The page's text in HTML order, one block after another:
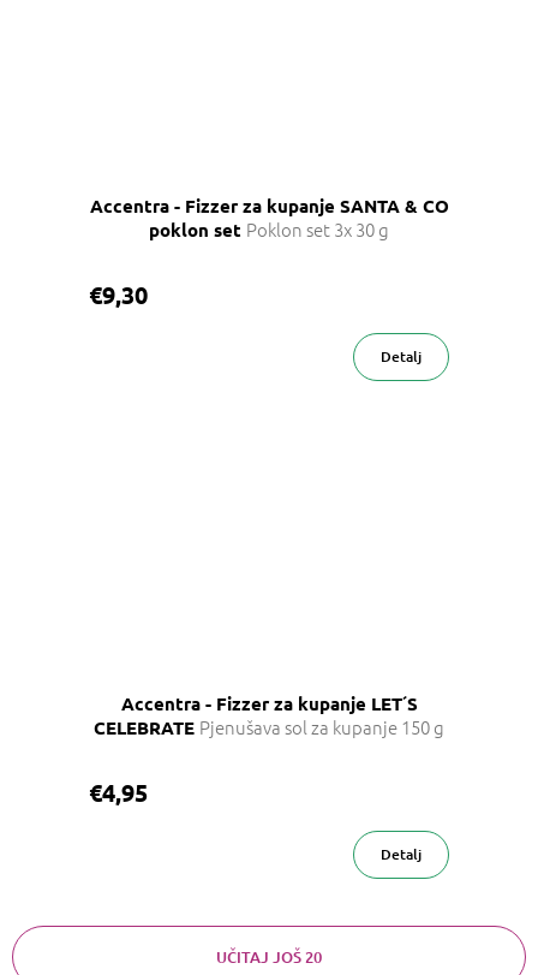
Accentra - Fizzer za kupanje SANTA & CO
poklon set Poklon set 3x 30 g
€9,30
Detalj
Accentra - Fizzer za kupanje LET´S
CELEBRATE Pjenušava sol za kupanje 150 g
€4,95
Detalj
UČITAJ JOŠ 20